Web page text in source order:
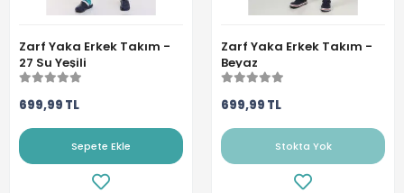
Zarf Yaka Erkek Takım -
27 Su Yeşili
699,99 TL
Sepete Ekle
Zarf Yaka Erkek Takım -
Beyaz
699,99 TL
Stokta Yok